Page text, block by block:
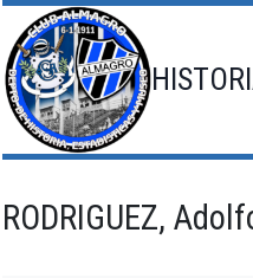
Saltar
al
contenido
RODRIGUEZ,